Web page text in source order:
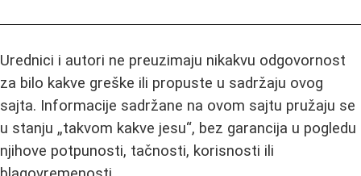
Urednici i autori ne preuzimaju nikakvu odgovornost
za bilo kakve greške ili propuste u sadržaju ovog
sajta. Informacije sadržane na ovom sajtu pružaju se
u stanju „takvom kakve jesu“, bez garancija u pogledu
njihove potpunosti, tačnosti, korisnosti ili